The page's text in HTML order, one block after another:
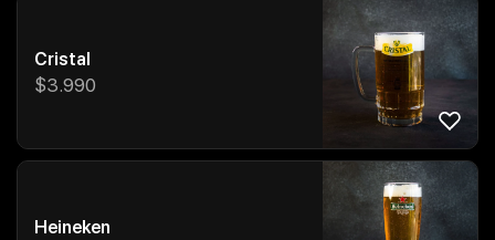
Cristal
$3.990
Heineken